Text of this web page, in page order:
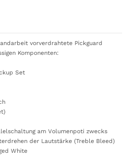
vorverdrahtete Pickguard
Komponenten:
Set
am Volumenpoti zwecks
der Lautstärke (Treble Bleed)
White